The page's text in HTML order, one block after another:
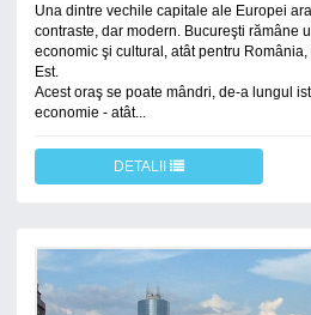
Una dintre vechile capitale ale Europei
contraste, dar modern. Bucureşti rămâne
economic şi cultural, atât pentru
Est.
Acest oraş se poate mândri, de-a lungul
economie - atât...
DETALII